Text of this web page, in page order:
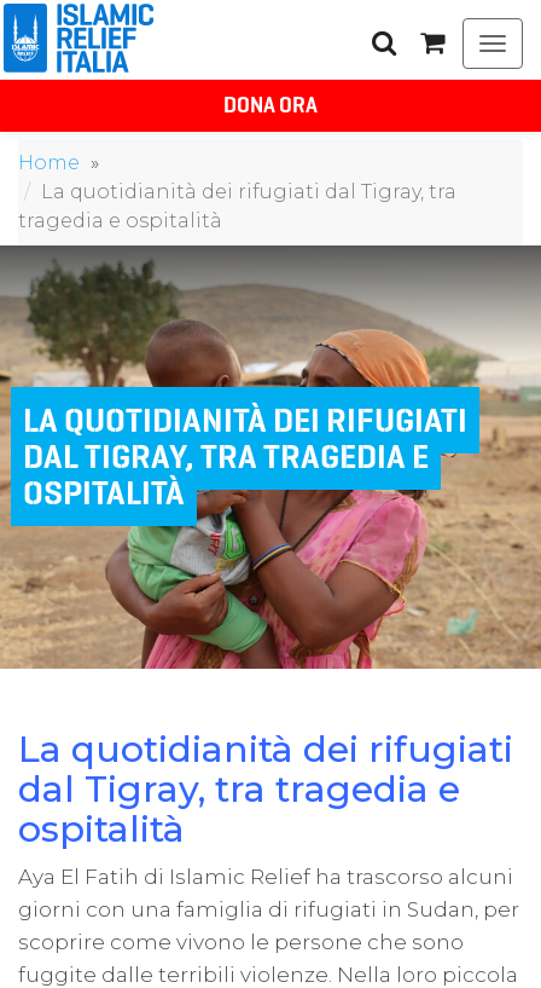
DONA ORA
Home
La quotidianità dei rifugiati dal Tigray, tra
tragedia e ospitalità
LA QUOTIDIANITÀ DEI RIFUGIATI
DAL TIGRAY, TRA TRAGEDIA E
OSPITALITÀ
La quotidianità dei rifugiati
dal Tigray, tra tragedia e
ospitalità
Aya El Fatih di Islamic Relief ha trascorso alcuni
giorni con una famiglia di rifugiati in Sudan, per
scoprire come vivono le persone che sono
fuggite dalle terribili violenze. Nella loro piccola